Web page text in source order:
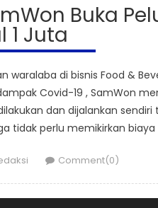
Buka
1 Juta
di bisnis Food &
Covid-19 , SamWon
dan dijalankan
tidak perlu memikirkan biaya
Comment(0)